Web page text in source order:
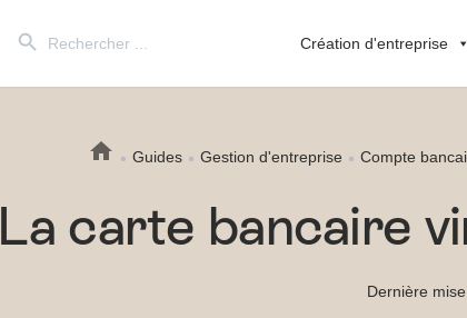
for:
Création d'entreprise
Guides Gestion d'entreprise Compte
La carte bancaire
Dernière